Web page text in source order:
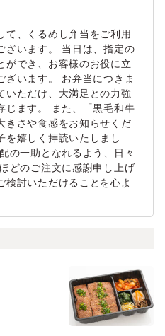
て、くるめし弁当をご利用
ざいます。 当日は、指定の
ができ、お客様のお役に立
ざいます。 お弁当につきま
いただけ、大満足との力強
じます。 また、「黒毛和牛
きさや食感をお知らせくだ
を嬉しく拝読いたしまし
の一助となれるよう、日々
どのご注文に感謝申し上げ
検討いただけることを心よ